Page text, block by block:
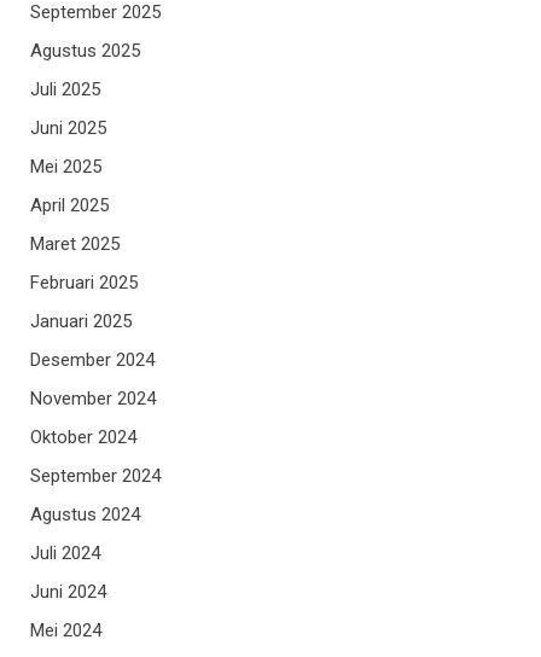
September 2025
Agustus 2025
Juli 2025
Juni 2025
Mei 2025
April 2025
Maret 2025
Februari 2025
Januari 2025
Desember 2024
November 2024
Oktober 2024
September 2024
Agustus 2024
Juli 2024
Juni 2024
Mei 2024